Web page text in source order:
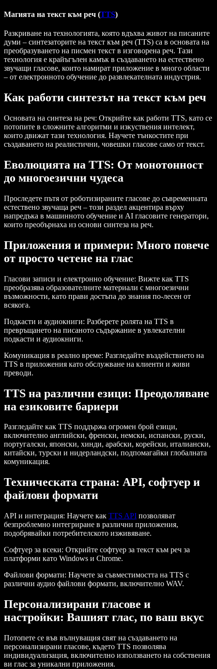
Магията на текст към реч (TTS)
Разкриване на технологията, която вдъхва живот на писаните
думи – синтезаторите на текст към реч (TTS) са в основата на
преобразуването на писмен текст в изговорена реч. Тази
технология е крайъгълен камък в създаването на естествено
звучащи гласове, които намират приложение в много области
– от електронното обучение до развлекателната индустрия.
Как работи синтезът на текст към реч
Основата на синтеза на реч: Открийте как работи TTS, като се
потопите в сложните алгоритми и изкуствения интелект,
които движат тази технология. Научете тънкостите при
създаването на реалистични, човешки гласове само от текст.
Еволюцията на TTS: От монотонност
до многоезични чудеса
Проследете пътя от роботизираните гласове до съвременната
естествено звучаща реч – този раздел акцентира върху
напредъка в машинното обучение и AI гласовите генератори,
които преобърнаха из основи синтеза на реч.
Приложения и примери: Много повече
от просто четене на глас
Гласови записи и електронно обучение: Вижте как TTS
преобразява образователните материали с многоезични
възможности, като прави достъпа до знания по-лесен от
всякога.
Подкасти и аудиокниги: Разберете ролята на TTS в
превръщането на писаното съдържание в увлекателни
подкасти и аудиокниги.
Комуникация в реално време: Разгледайте въздействието на
TTS в приложения като обслужване на клиенти и живи
преводи.
TTS на различни езици: Преодоляване
на езиковите бариери
Разгледайте как TTS поддържа огромен брой езици,
включително английски, френски, немски, испански, руски,
португалски, японски, хинди, арабски, корейски, италиански,
китайски, турски и нидерландски, подпомагайки глобалната
комуникация.
Техническата страна: API, софтуер и
файлови формати
API и интеграция: Научете как TTS API позволяват
безпроблемно интегриране в различни приложения,
подобрявайки потребителското изживяване.
Софтуер за всеки: Открийте софтуер за текст към реч за
платформи като Windows и Chrome.
Файлови формати: Научете за съвместимостта на TTS с
различни аудио файлови формати, включително WAV.
Персонализирани гласове и
настройки: Вашият глас, по ваш вкус
Потопете се във вълнуващия свят на създаването на
персонализирани гласове, където TTS позволява
индивидуализация, включително използването на собствения
ви глас за уникални приложения.